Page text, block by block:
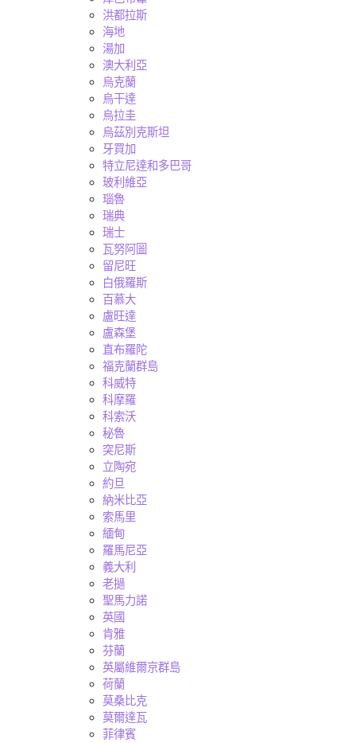
洪都拉斯
海地
湯加
澳大利亞
烏克蘭
烏干達
烏拉圭
烏茲別克斯坦
牙買加
特立尼達和多巴哥
玻利維亞
瑙魯
瑞典
瑞士
瓦努阿圖
留尼旺
白俄羅斯
百慕大
盧旺達
盧森堡
直布羅陀
福克蘭群島
科威特
科摩羅
科索沃
秘魯
突尼斯
立陶宛
約旦
納米比亞
索馬里
緬甸
羅馬尼亞
義大利
老撾
聖馬力諾
英國
肯雅
芬蘭
英屬維爾京群島
荷蘭
莫桑比克
莫爾達瓦
菲律賓